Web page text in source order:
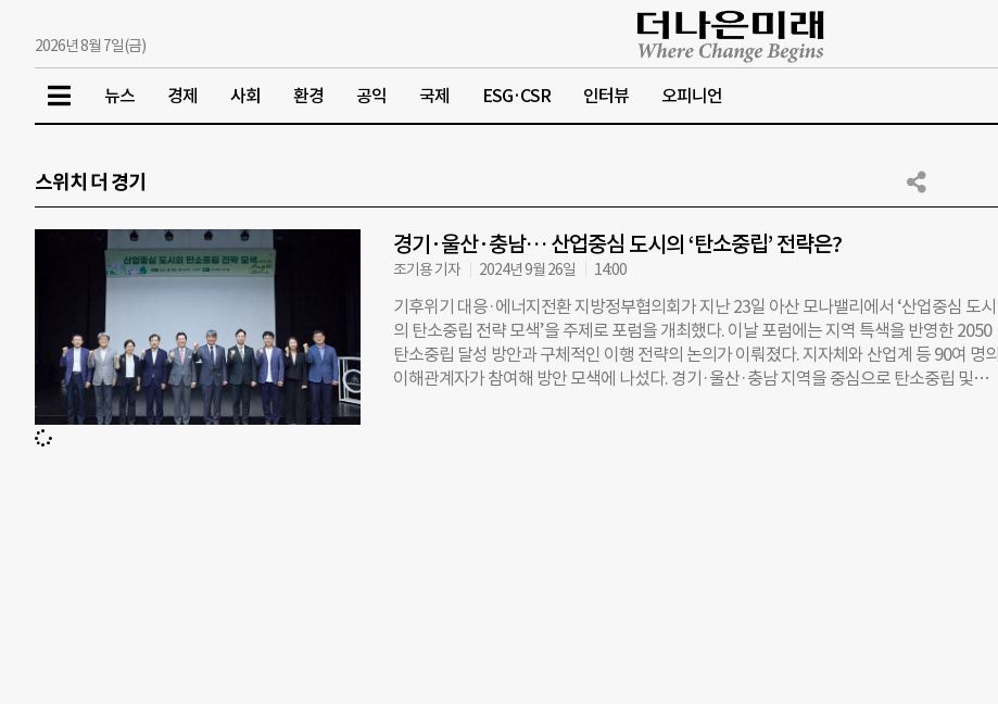
2026년 8월 7일(금)
뉴스 경제 사회 환경 공익 국제 ESG·CSR 인터뷰 오피니언
스위치 더 경기
경기·울산·충남… 산업중심 도시의 ‘탄소중립’ 전략은?
조기용 기자 2024년 9월 26일 14:00
기후위기 대응·에너지전환 지방정부협의회가 지난 23일 아산 모나밸리에서 ‘산업중심 도시
의 탄소중립 전략 모색’을 주제로 포럼을 개최했다. 이날 포럼에는 지역 특색을 반영한 2050
탄소중립 달성 방안과 구체적인 이행 전략의 논의가 이뤄졌다. 지자체와 산업계 등 90여 명의
이해관계자가 참여해 방안 모색에 나섰다. 경기·울산·충남 지역을 중심으로 탄소중립 및